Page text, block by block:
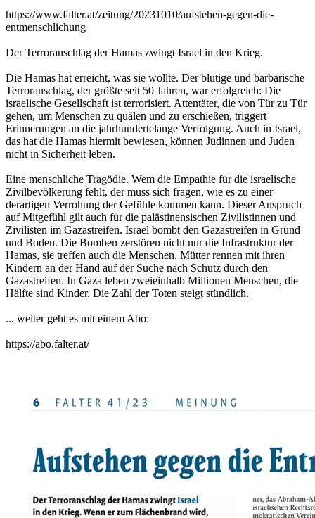
https://www.falter.at/zeitung/20231010/aufstehen-gegen-die-
entmenschlichung
Der Terroranschlag der Hamas zwingt Israel in den Krieg.
Die Hamas hat erreicht, was sie wollte. Der blutige und barbarische
Terroranschlag, der größte seit 50 Jahren, war erfolgreich: Die
israelische Gesellschaft ist terrorisiert. Attentäter, die von Tür zu Tür
gehen, um Menschen zu quälen und zu erschießen, triggert
Erinnerungen an die jahrhundertelange Verfolgung. Auch in Israel,
das hat die Hamas hiermit bewiesen, können Jüdinnen und Juden
nicht in Sicherheit leben.
Eine menschliche Tragödie. Wem die Empathie für die israelische
Zivilbevölkerung fehlt, der muss sich fragen, wie es zu einer
derartigen Verrohung der Gefühle kommen kann. Dieser Anspruch
auf Mitgefühl gilt auch für die palästinensischen Zivilistinnen und
Zivilisten im Gazastreifen. Israel bombt den Gazastreifen in Grund
und Boden. Die Bomben zerstören nicht nur die Infrastruktur der
Hamas, sie treffen auch die Menschen. Mütter rennen mit ihren
Kindern an der Hand auf der Suche nach Schutz durch den
Gazastreifen. In Gaza leben zweieinhalb Millionen Menschen, die
Hälfte sind Kinder. Die Zahl der Toten steigt stündlich.
... weiter geht es mit einem Abo:
https://abo.falter.at/